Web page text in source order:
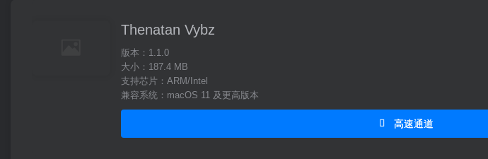
Thenatan Vybz
版本：1.1.0
大小：187.4 MB
支持芯片：ARM/Intel
兼容系统：macOS 11 及更高版本
高速通道